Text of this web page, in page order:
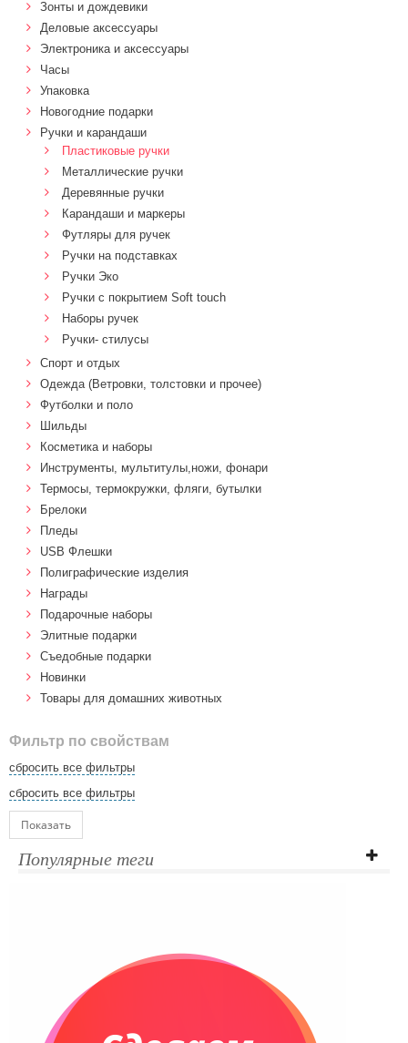
Зонты и дождевики
Деловые аксессуары
Электроника и аксессуары
Часы
Упаковка
Новогодние подарки
Ручки и карандаши
Пластиковые ручки
Металлические ручки
Деревянные ручки
Карандаши и маркеры
Футляры для ручек
Ручки на подставках
Ручки Эко
Ручки с покрытием Soft touch
Наборы ручек
Ручки- стилусы
Спорт и отдых
Одежда (Ветровки, толстовки и прочее)
Футболки и поло
Шильды
Косметика и наборы
Инструменты, мультитулы,ножи, фонари
Термосы, термокружки, фляги, бутылки
Брелоки
Пледы
USB Флешки
Полиграфические изделия
Награды
Подарочные наборы
Элитные подарки
Cъедобные подарки
Новинки
Товары для домашних животных
Фильтр по свойствам
сбросить все фильтры
сбросить все фильтры
Показать
Популярные теги